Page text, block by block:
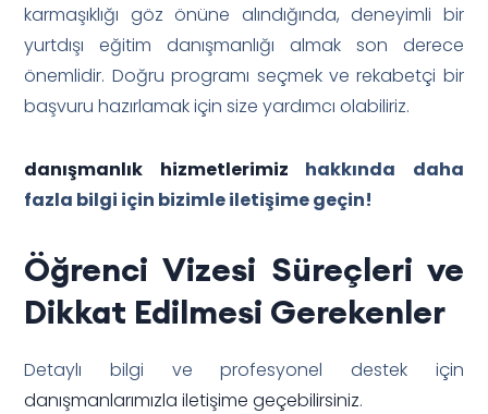
karmaşıklığı göz önüne alındığında, deneyimli bir
yurtdışı eğitim danışmanlığı almak son derece
önemlidir. Doğru programı seçmek ve rekabetçi bir
başvuru hazırlamak için size yardımcı olabiliriz.
danışmanlık hizmetlerimiz hakkında daha
fazla bilgi için bizimle iletişime geçin!
Öğrenci Vizesi Süreçleri ve
Dikkat Edilmesi Gerekenler
Detaylı bilgi ve profesyonel destek için
danışmanlarımızla iletişime geçebilirsiniz.